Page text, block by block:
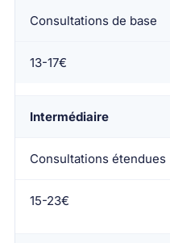
Consultations de base
13-17€
Intermédiaire
Consultations étendues
15-23€